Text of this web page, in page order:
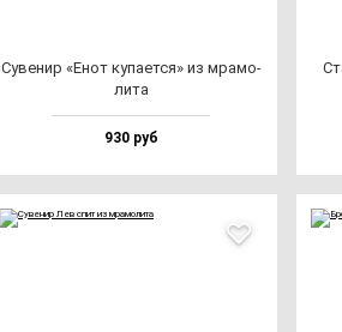
Суве­нир «Енот ку­па­ет­ся» из мра­мо­
ли­та
930 руб